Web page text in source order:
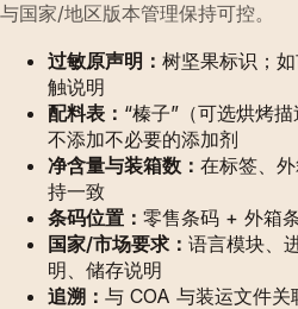
与国家/地区版本管理保持可控。
过敏原声明： 树坚果标识；
触说明
配料表： “榛子”（可选烘烤
不添加不必要的添加剂
净含量与装箱数： 在标签、
持一致
条码位置： 零售条码 + 外箱
国家/市场要求： 语言模块、
明、储存说明
追溯： 与 COA 与装运文件关